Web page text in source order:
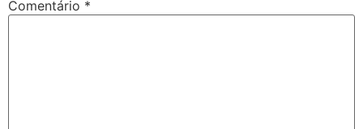
Comentário *